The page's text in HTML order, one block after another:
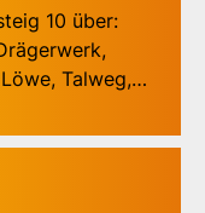
10 über:
Talweg,
Max-Reger-
Bussteig 2.